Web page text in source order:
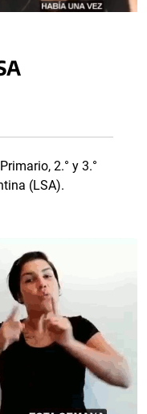
2.° y 3.°
(LSA).